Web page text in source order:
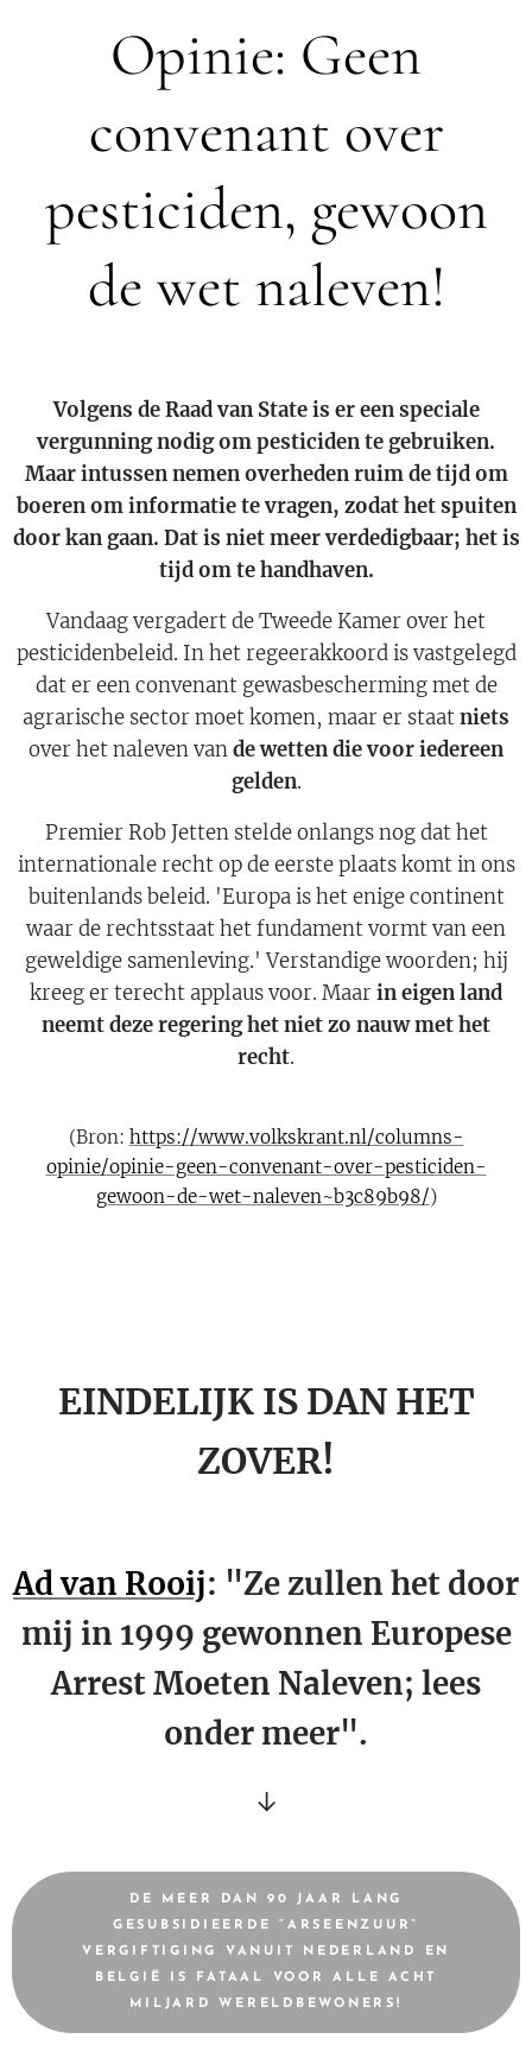
Opinie: Geen
convenant over
pesticiden, gewoon
de wet naleven!
Volgens de Raad van State is er een speciale
vergunning nodig om pesticiden te gebruiken.
Maar intussen nemen overheden ruim de tijd om
boeren om informatie te vragen, zodat het spuiten
door kan gaan. Dat is niet meer verdedigbaar; het is
tijd om te handhaven.
Vandaag vergadert de Tweede Kamer over het
pesticidenbeleid. In het regeerakkoord is vastgelegd
dat er een convenant gewasbescherming met de
agrarische sector moet komen, maar er staatniets
over het naleven vande wetten die voor iedereen
gelden.
Premier Rob Jetten stelde onlangs nog dat het
internationale recht op de eerste plaats komt in ons
buitenlands beleid. 'Europa is het enige continent
waar de rechtsstaat het fundament vormt van een
geweldige samenleving.' Verstandige woorden; hij
kreeg er terecht applaus voor. Maarin eigen land
neemt deze regering het niet zo nauw met het
recht.
(Bron: https://www.volkskrant.nl/columns-
opinie/opinie-geen-convenant-over-pesticiden-
gewoon-de-wet-naleven~b3c89b98/)
EINDELIJK IS DAN HET
ZOVER!
Ad van Rooij: "Ze zullen het door
mij in 1999 gewonnen Europese
Arrest Moeten Naleven; lees
onder meer".
↓
DE MEER DAN 90 JAAR LANG
GESUBSIDIEERDE “ARSEENZUUR”
VERGIFTIGING VANUIT NEDERLAND EN
BELGIË IS FATAAL VOOR ALLE ACHT
MILJARD WERELDBEWONERS!